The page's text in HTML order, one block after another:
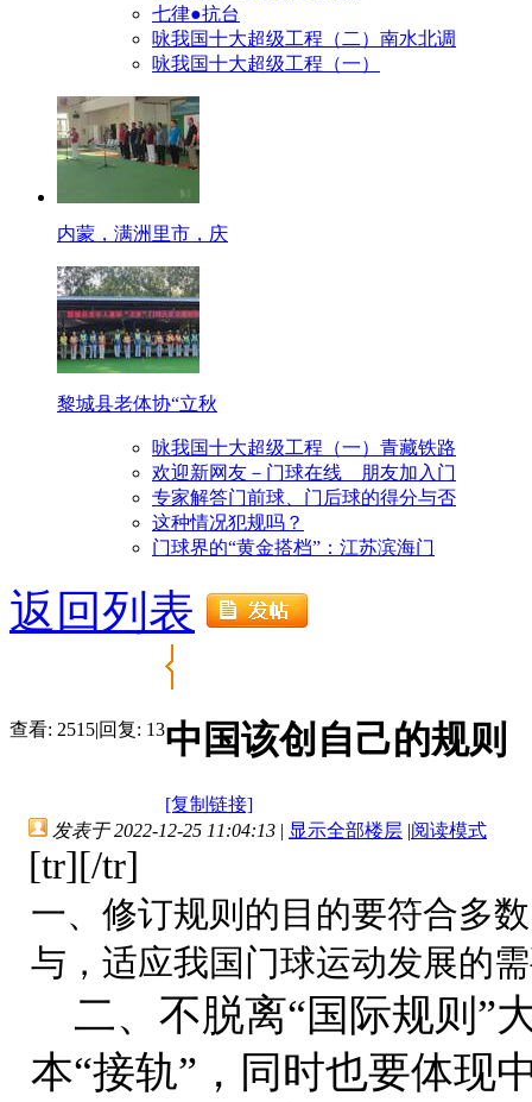
七律●抗台
咏我国十大超级工程（二）南水北调
咏我国十大超级工程（一）
内蒙，满洲里市，庆
黎城县老体协“立秋
咏我国十大超级工程（一）青藏铁路
欢迎新网友－门球在线 朋友加入门
专家解答门前球、门后球的得分与否
这种情况犯规吗？
门球界的“黄金搭档”：江苏滨海门
返回列表
查看: 2515|回复: 13中国该创自己的规则
[复制链接]
发表于 2022-12-25 11:04:13 | 显示全部楼层 |阅读模式
[tr][/tr]
一、修订规则的目的要符合多
与，适应我国门球运动发展的
二、不脱离“国际规则”
本“接轨”，同时也要体现